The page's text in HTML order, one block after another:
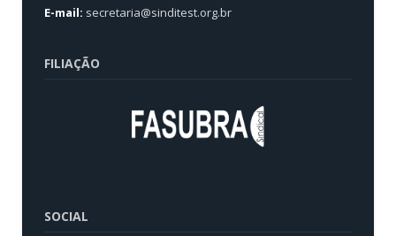
E-mail: secretaria@sinditest.org.br
FILIAÇÃO
SOCIAL